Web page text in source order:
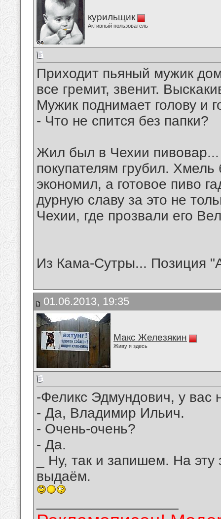
курильщик
Активный пользователь
Приходит пьяный мужик
все гремит, звенит.
Мужик поднимает голову и
- Что не спится без папки?
Жил был в Чехии
покупателям грубил.
экономил, a готовое пиво
дурную славу за это не
Чехии, где прозвали его
Из Кама-Сутры... Позиция
01.06.2013, 19:35
Макс Железякин
Живу я здесь
-Феликс Эдмундович, у вас
- Да, Владимир Ильич.
- Очень-очень?
- Да.
_ Ну, так и запишем. На
выдаём.